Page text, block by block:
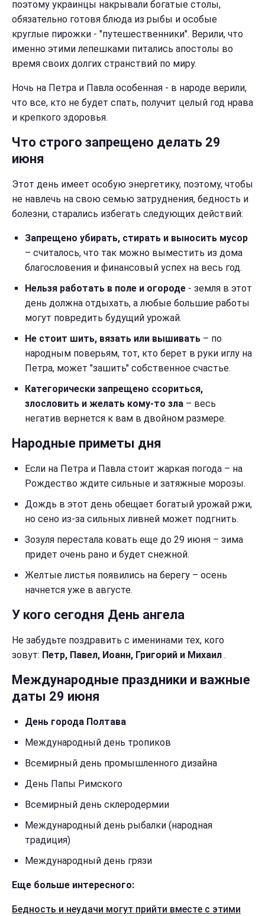
поэтому украинцы накрывали богатые столы,
обязательно готовя блюда из рыбы и особые
круглые пирожки - "путешественники". Верили, что
именно этими лепешками питались апостолы во
время своих долгих странствий по миру.
Ночь на Петра и Павла особенная - в народе верили,
что все, кто не будет спать, получит целый год нрава
и крепкого здоровья.
Что строго запрещено делать 29
июня
Этот день имеет особую энергетику, поэтому, чтобы
не навлечь на свою семью затруднения, бедность и
болезни, старались избегать следующих действий:
Запрещено убирать, стирать и выносить мусор
– считалось, что так можно выместить из дома
благословения и финансовый успех на весь год.
Нельзя работать в поле и огороде - земля в этот
день должна отдыхать, а любые большие работы
могут повредить будущий урожай.
Не стоит шить, вязать или вышивать – по
народным поверьям, тот, кто берет в руки иглу на
Петра, может "зашить" собственное счастье.
Категорически запрещено ссориться,
злословить и желать кому-то зла – весь
негатив вернется к вам в двойном размере.
Народные приметы дня
Если на Петра и Павла стоит жаркая погода – на
Рождество ждите сильные и затяжные морозы.
Дождь в этот день обещает богатый урожай ржи,
но сено из-за сильных ливней может подгнить.
Зозуля перестала ковать еще до 29 июня – зима
придет очень рано и будет снежной.
Желтые листья появились на берегу – осень
начнется уже в августе.
У кого сегодня День ангела
Не забудьте поздравить с именинами тех, кого
зовут: Петр, Павел, Иоанн, Григорий и Михаил .
Международные праздники и важные
даты 29 июня
День города Полтава
Международный день тропиков
Всемирный день промышленного дизайна
День Папы Римского
Всемирный день склеродермии
Международный день рыбалки (народная
традиция)
Международный день грязи
Еще больше интересного:
Бедность и неудачи могут прийти вместе с этими